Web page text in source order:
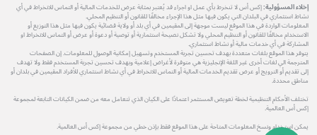
إخلاء المسؤولية:إكس أس لا تنخرط بأي عمل او اجراء قد يُعتبر بمثابة عرض للخدمات المالية أو التماس للانخراط في أي
نشاط استثماري في البلدان التي يكون فيها مثل هذا الإجراء مخالفًا للقانون أو التنظيم المحلي.
المعلومات الواردة في هذا الموقع ليست موجهة إلى المقيمين في أي بلد أو ولاية قضائية يكون فيها مثل هذا التوزيع أو
الاستخدام مخالفًا للقانون أو التنظيم المحلي ولا تشكل نصيحة استثمارية أو توصية أو دعوة أو عرض أو التماس للانخراط او
المشاركة في أي خدمات مالية أو نشاط استثماري.
يتوفر هذا الموقع بلغات متعددة بهدف تحسين تجربة المستخدم وتسهيل إمكانية الوصول للمعلومات. إن الصفحات
المترجمة الي لغات أخرى غير اللغة الإنجليزية هي متوفرة لأغراض إعلامية وبهدف تحسين تجربة المستخدم فقط ولا تهدف
إلى تقديم أو الترويج أو عرض تقديم الخدمات المالية أو التماس للانخراط في أي نشاط استثماري للأفراد المقيمين في بلدان أو
مناطق محددة.
تختلف الأحكام التنظيمية لخطة تعويض المستثمر اعتمادًا على الكيان الذي تتعامل معه من ضمن الكيانات التابعة لمجموعة
إكس أس العالمية.
يمكن استخدام ونسخ المعلومات المتاحة على هذا الموقع فقط بإذن خطي من مجموعة إكس أس العالمية.